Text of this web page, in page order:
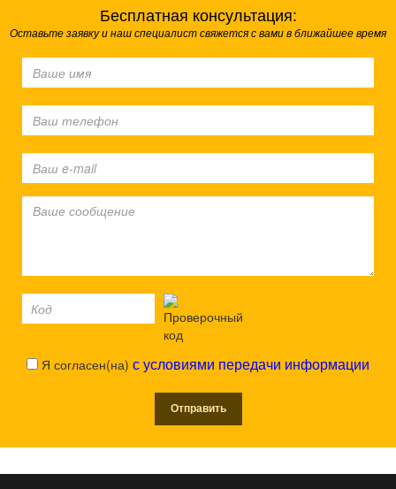
Бесплатная консультация:
Оставьте заявку и наш специалист свяжется с вами в ближайшее время
Я согласен(на) с условиями передачи информации